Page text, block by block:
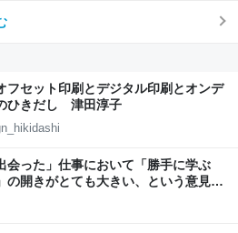
フセット印刷とデジタル印刷とオンデ
ひきだし 津田淳子
会った」仕事において「勝手に学ぶ
の開きがとても大きい、という意見に